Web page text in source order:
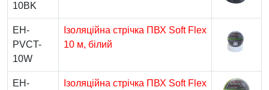
10BK
EH-
PVCT-
10W
Ізоляційна стрічка ПВХ Soft Flex
10 м, білий
EH-
Ізоляційна стрічка ПВХ Soft Flex